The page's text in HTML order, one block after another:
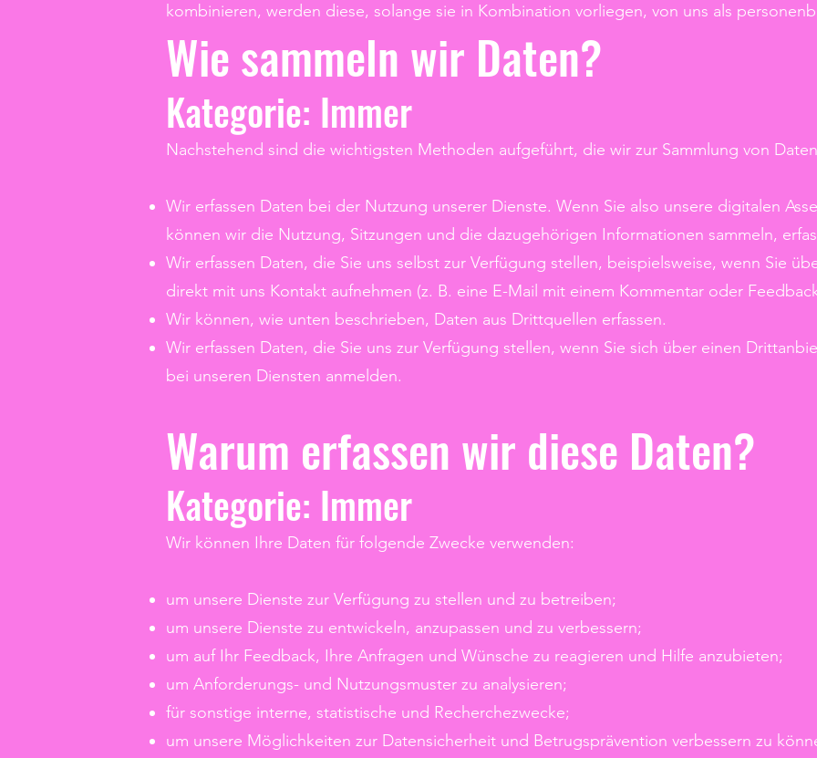
kombinieren, werden diese, solange sie in Kombination vorliegen, von uns als
Wie sammeln wir Daten?
Kategorie: Immer
Nachstehend sind die wichtigsten Methoden aufgeführt, die wir zur Sammlung von
Wir erfassen Daten bei der Nutzung unserer Dienste. Wenn Sie also unsere digitalen
können wir die Nutzung, Sitzungen und die dazugehörigen Informationen sammeln,
Wir erfassen Daten, die Sie uns selbst zur Verfügung stellen, beispielsweise, wenn Sie
direkt mit uns Kontakt aufnehmen (z. B. eine E-Mail mit einem Kommentar oder
Wir können, wie unten beschrieben, Daten aus Drittquellen erfassen.
Wir erfassen Daten, die Sie uns zur Verfügung stellen, wenn Sie sich über einen
bei unseren Diensten anmelden.
Warum erfassen wir diese Daten?
Kategorie: Immer
Wir können Ihre Daten für folgende Zwecke verwenden:
um unsere Dienste zur Verfügung zu stellen und zu betreiben;
um unsere Dienste zu entwickeln, anzupassen und zu verbessern;
um auf Ihr Feedback, Ihre Anfragen und Wünsche zu reagieren und Hilfe anzubieten;
um Anforderungs- und Nutzungsmuster zu analysieren;
für sonstige interne, statistische und Recherchezwecke;
um unsere Möglichkeiten zur Datensicherheit und Betrugsprävention verbessern zu